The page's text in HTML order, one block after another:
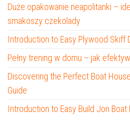
Duże opakowanie neapolitanki –
smakoszy czekolady
Introduction to Easy Plywood Skiff
Pełny trening w domu – jak
Discovering the Perfect Boat
Guide
Introduction to Easy Build Jon Boat